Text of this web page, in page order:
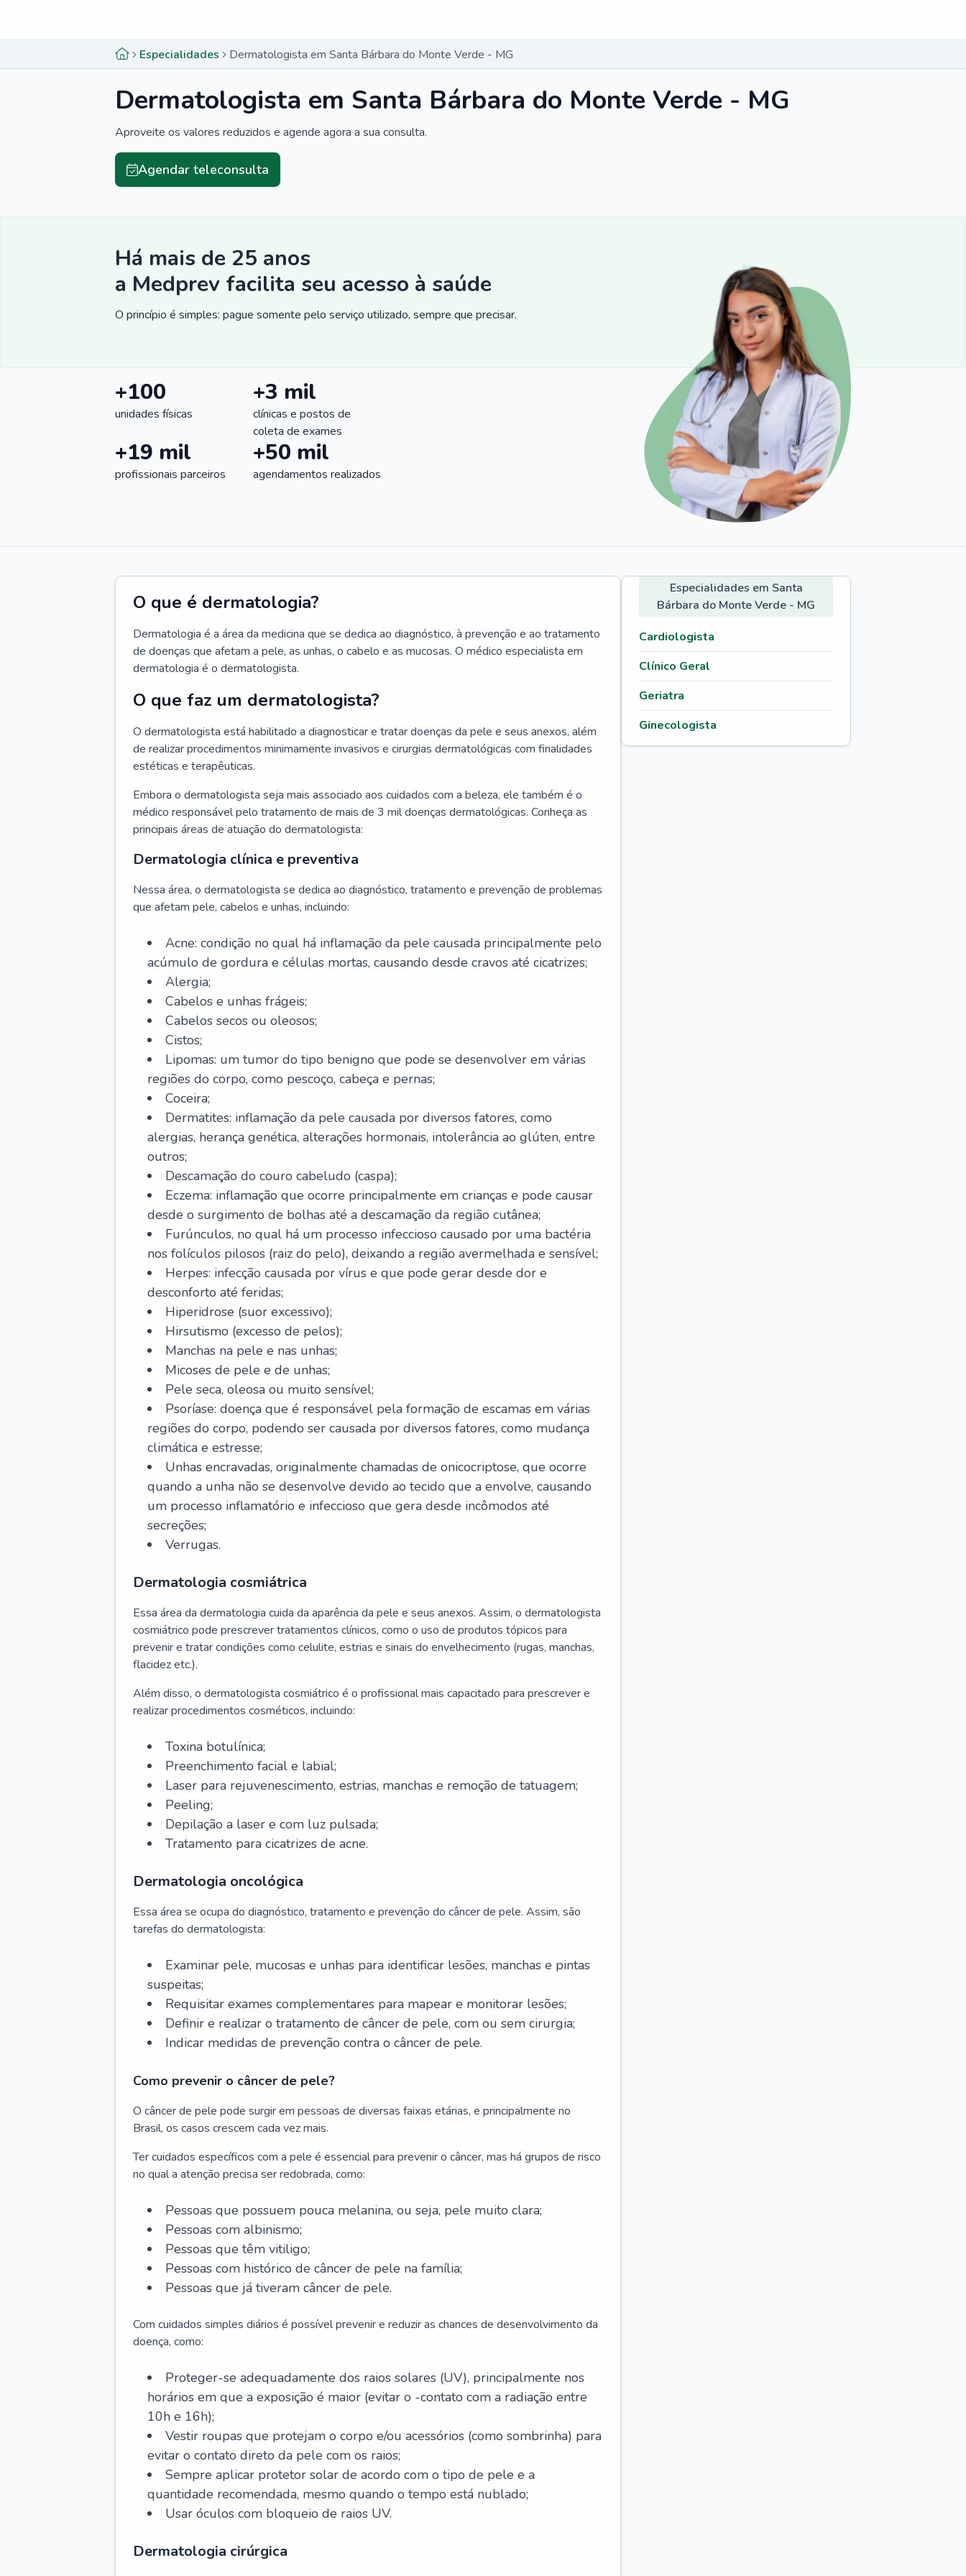
Especialidades Dermatologista em Santa Bárbara do Monte Verde - MG
Dermatologista em Santa Bárbara do Monte Verde - MG
Aproveite os valores reduzidos e agende agora a sua consulta.
Agendar teleconsulta
Há mais de 25 anos
a Medprev facilita seu acesso à saúde
O princípio é simples: pague somente pelo serviço utilizado, sempre que precisar.
+100
unidades físicas
+3 mil
clínicas e postos de
coleta de exames
+19 mil
profissionais parceiros
+50 mil
agendamentos realizados
O que é dermatologia?
Dermatologia é a área da medicina que se dedica ao diagnóstico, à prevenção e ao tratamento
de doenças que afetam a pele, as unhas, o cabelo e as mucosas. O médico especialista em
dermatologia é o dermatologista.
O que faz um dermatologista?
O dermatologista está habilitado a diagnosticar e tratar doenças da pele e seus anexos, além
de realizar procedimentos minimamente invasivos e cirurgias dermatológicas com finalidades
estéticas e terapêuticas.
Embora o dermatologista seja mais associado aos cuidados com a beleza, ele também é o
médico responsável pelo tratamento de mais de 3 mil doenças dermatológicas. Conheça as
principais áreas de atuação do dermatologista:
Dermatologia clínica e preventiva
Nessa área, o dermatologista se dedica ao diagnóstico, tratamento e prevenção de problemas
que afetam pele, cabelos e unhas, incluindo:
Acne: condição no qual há inflamação da pele causada principalmente pelo
acúmulo de gordura e células mortas, causando desde cravos até cicatrizes;
Alergia;
Cabelos e unhas frágeis;
Cabelos secos ou oleosos;
Cistos;
Lipomas: um tumor do tipo benigno que pode se desenvolver em várias
regiões do corpo, como pescoço, cabeça e pernas;
Coceira;
Dermatites: inflamação da pele causada por diversos fatores, como
alergias, herança genética, alterações hormonais, intolerância ao glúten, entre
outros;
Descamação do couro cabeludo (caspa);
Eczema: inflamação que ocorre principalmente em crianças e pode causar
desde o surgimento de bolhas até a descamação da região cutânea;
Furúnculos, no qual há um processo infeccioso causado por uma bactéria
nos folículos pilosos (raiz do pelo), deixando a região avermelhada e sensível;
Herpes: infecção causada por vírus e que pode gerar desde dor e
desconforto até feridas;
Hiperidrose (suor excessivo);
Hirsutismo (excesso de pelos);
Manchas na pele e nas unhas;
Micoses de pele e de unhas;
Pele seca, oleosa ou muito sensível;
Psoríase: doença que é responsável pela formação de escamas em várias
regiões do corpo, podendo ser causada por diversos fatores, como mudança
climática e estresse;
Unhas encravadas, originalmente chamadas de onicocriptose, que ocorre
quando a unha não se desenvolve devido ao tecido que a envolve, causando
um processo inflamatório e infeccioso que gera desde incômodos até
secreções;
Verrugas.
Dermatologia cosmiátrica
Essa área da dermatologia cuida da aparência da pele e seus anexos. Assim, o dermatologista
cosmiátrico pode prescrever tratamentos clínicos, como o uso de produtos tópicos para
prevenir e tratar condições como celulite, estrias e sinais do envelhecimento (rugas, manchas,
flacidez etc.).
Além disso, o dermatologista cosmiátrico é o profissional mais capacitado para prescrever e
realizar procedimentos cosméticos, incluindo:
Toxina botulínica;
Preenchimento facial e labial;
Laser para rejuvenescimento, estrias, manchas e remoção de tatuagem;
Peeling;
Depilação a laser e com luz pulsada;
Tratamento para cicatrizes de acne.
Dermatologia oncológica
Essa área se ocupa do diagnóstico, tratamento e prevenção do câncer de pele. Assim, são
tarefas do dermatologista:
Examinar pele, mucosas e unhas para identificar lesões, manchas e pintas
suspeitas;
Requisitar exames complementares para mapear e monitorar lesões;
Definir e realizar o tratamento de câncer de pele, com ou sem cirurgia;
Indicar medidas de prevenção contra o câncer de pele.
Como prevenir o câncer de pele?
O câncer de pele pode surgir em pessoas de diversas faixas etárias, e principalmente no
Brasil, os casos crescem cada vez mais.
Ter cuidados específicos com a pele é essencial para prevenir o câncer, mas há grupos de risco
no qual a atenção precisa ser redobrada, como:
Pessoas que possuem pouca melanina, ou seja, pele muito clara;
Pessoas com albinismo;
Pessoas que têm vitiligo;
Pessoas com histórico de câncer de pele na família;
Pessoas que já tiveram câncer de pele.
Com cuidados simples diários é possível prevenir e reduzir as chances de desenvolvimento da
doença, como:
Proteger-se adequadamente dos raios solares (UV), principalmente nos
horários em que a exposição é maior (evitar o -contato com a radiação entre
10h e 16h);
Vestir roupas que protejam o corpo e/ou acessórios (como sombrinha) para
evitar o contato direto da pele com os raios;
Sempre aplicar protetor solar de acordo com o tipo de pele e a
quantidade recomendada, mesmo quando o tempo está nublado;
Usar óculos com bloqueio de raios UV.
Dermatologia cirúrgica
Especialidades em Santa
Bárbara do Monte Verde - MG
Cardiologista
Clínico Geral
Geriatra
Ginecologista